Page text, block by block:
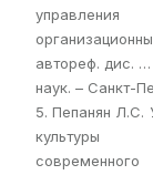
управления
автореф. дис. …
наук. – Санкт-
5. Пепанян Л.С.
культуры